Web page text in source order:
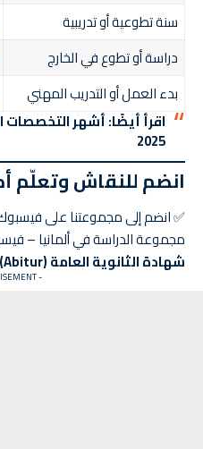
سنة تطوعية أو تدريبية
دراسة أو تطوع في الخارج
بدء العمل أو التدريب المهني
اقرأ أيضًا:أشهر التخصصات
2025
انضم للنقاش وتعلّم
✅ انضم إلى مجموعتنا على
مجموعة الدراسة في ألمانيا –
شهادة الثانوية العامة (Abitur) في ألمانيا
- ADVERTISEMENT -